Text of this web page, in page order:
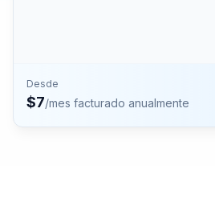
Desde
$7/mes facturado anualmente